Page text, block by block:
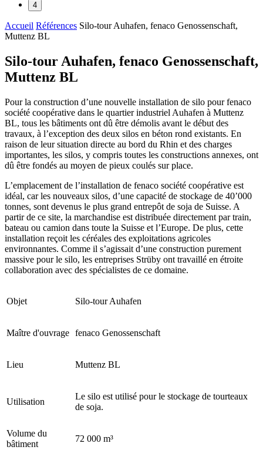
4
Accueil Références Silo-tour Auhafen, fenaco Genossenschaft,
Muttenz BL
Silo-tour Auhafen, fenaco Genossenschaft,
Muttenz BL
Pour la construction d’une nouvelle installation de silo pour fenaco
société coopérative dans le quartier industriel Auhafen à Muttenz
BL, tous les bâtiments ont dû être démolis avant le début des
travaux, à l’exception des deux silos en béton rond existants. En
raison de leur situation directe au bord du Rhin et des charges
importantes, les silos, y compris toutes les constructions annexes, ont
dû être fondés au moyen de pieux coulés sur place.
L’emplacement de l’installation de fenaco société coopérative est
idéal, car les nouveaux silos, d’une capacité de stockage de 40’000
tonnes, sont devenus le plus grand entrepôt de soja de Suisse. A
partir de ce site, la marchandise est distribuée directement par train,
bateau ou camion dans toute la Suisse et l’Europe. De plus, cette
installation reçoit les céréales des exploitations agricoles
environnantes. Comme il s’agissait d’une construction purement
massive pour le silo, les entreprises Strüby ont travaillé en étroite
collaboration avec des spécialistes de ce domaine.
Objet Silo-tour Auhafen
Maître d'ouvrage fenaco Genossenschaft
Lieu Muttenz BL
Utilisation
Le silo est utilisé pour le stockage de tourteaux
de soja.
Volume du
bâtiment
72 000 m³